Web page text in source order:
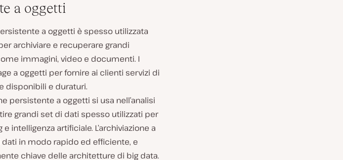
a oggetti
a oggetti è spesso utilizzata
archiviare e recuperare grandi
immagini, video e documenti. I
a oggetti per fornire ai clienti servizi di
disponibili e duraturi.
persistente a oggetti si usa nell’analisi
grandi set di dati spesso utilizzati per
intelligenza artificiale. L’archiviazione a
in modo rapido ed efficiente, e
chiave delle architetture di big data.